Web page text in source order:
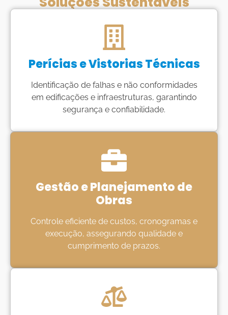
Perícias e Vistorias Técnicas
Identificação de falhas e não conformidades
em edificações e infraestruturas, garantindo
segurança e confiabilidade.
Gestão e Planejamento de
Obras
Controle eficiente de custos, cronogramas e
execução, assegurando qualidade e
cumprimento de prazos.